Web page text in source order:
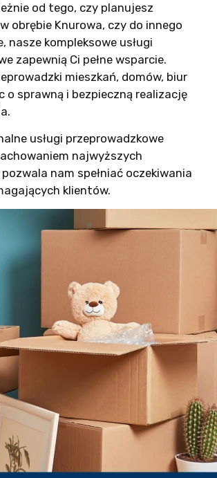
od tego, czy planujesz
obrębie Knurowa, czy do innego
nasze kompleksowe usługi
zapewnią Ci pełne wsparcie.
mieszkań, domów, biur
o sprawną i bezpieczną realizację
usługi przeprowadzkowe
najwyższych
nam spełniać oczekiwania
klientów.